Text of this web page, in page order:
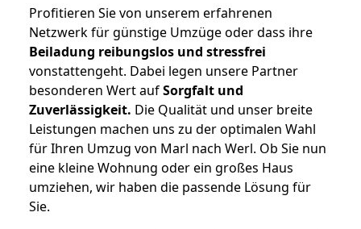
Profitieren Sie von unserem erfahrenen
Netzwerk für günstige Umzüge oder dass ihre
Beiladung reibungslos und stressfrei
vonstattengeht. Dabei legen unsere Partner
besonderen Wert aufSorgfalt und
Zuverlässigkeit. Die Qualität und unser breite
Leistungen machen uns zu der optimalen Wahl
für Ihren Umzug von Marl nach Werl. Ob Sie nun
eine kleine Wohnung oder ein großes Haus
umziehen, wir haben die passende Lösung für
Sie.